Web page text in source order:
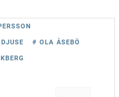
# OLA ÅSEBÖ